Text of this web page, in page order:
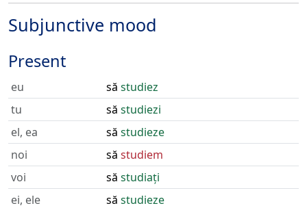
Subjunctive mood
Present
eu să studiez
tu
să studiezi
el, ea
să studieze
noi
să studiem
voi
să studiați
ei, ele
să studieze